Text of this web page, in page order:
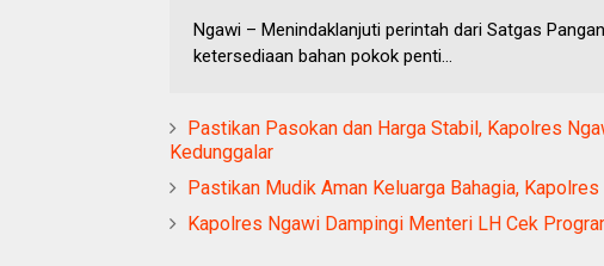
Ngawi – Menindaklanjuti perintah dari Satgas
ketersediaan bahan pokok penti...
Pastikan Pasokan dan Harga Stabil, Kapolres
Kedunggalar
Pastikan Mudik Aman Keluarga Bahagia,
Kapolres Ngawi Dampingi Menteri LH Cek